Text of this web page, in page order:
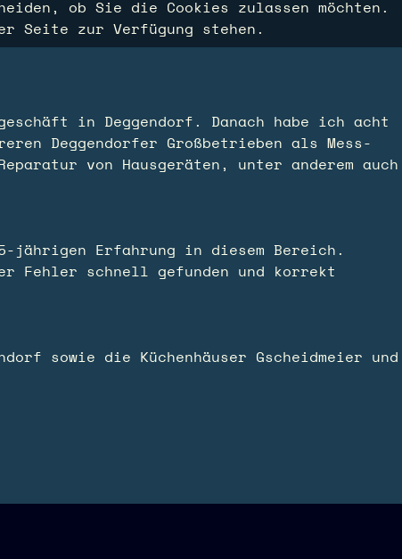
in Deggendorf. Danach habe ich acht
Deggendorfer Großbetrieben als Mess-
von Hausgeräten, unter anderem auch
Erfahrung in diesem Bereich.
Fehler schnell gefunden und korrekt
sowie die Küchenhäuser Gscheidmeier und
ob Sie die Cookies zulassen möchten.
Seite zur Verfügung stehen.